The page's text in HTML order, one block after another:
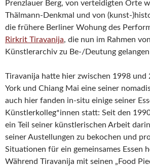
Prenzlauer Berg, von verteidigten Orte
Thälmann-Denkmal und von (kunst-
die frühere Berliner Wohung des
Rirkrit Tiravanija, die nun im Rahmen
Künstlerarchiv zu Be-/Deutung
Tiravanija hatte hier zwischen 1998 und
York und Chiang Mai eine seiner
auch hier fanden in-situ einige seiner
Künstlerkolleg*innen statt: Seit den
ein Teil seiner künstlerischen Arbeit
seiner Austellungen zu bekochen und
Situationen für ein gemeinsames Essen
Während Tiravanija mit seinen „Food